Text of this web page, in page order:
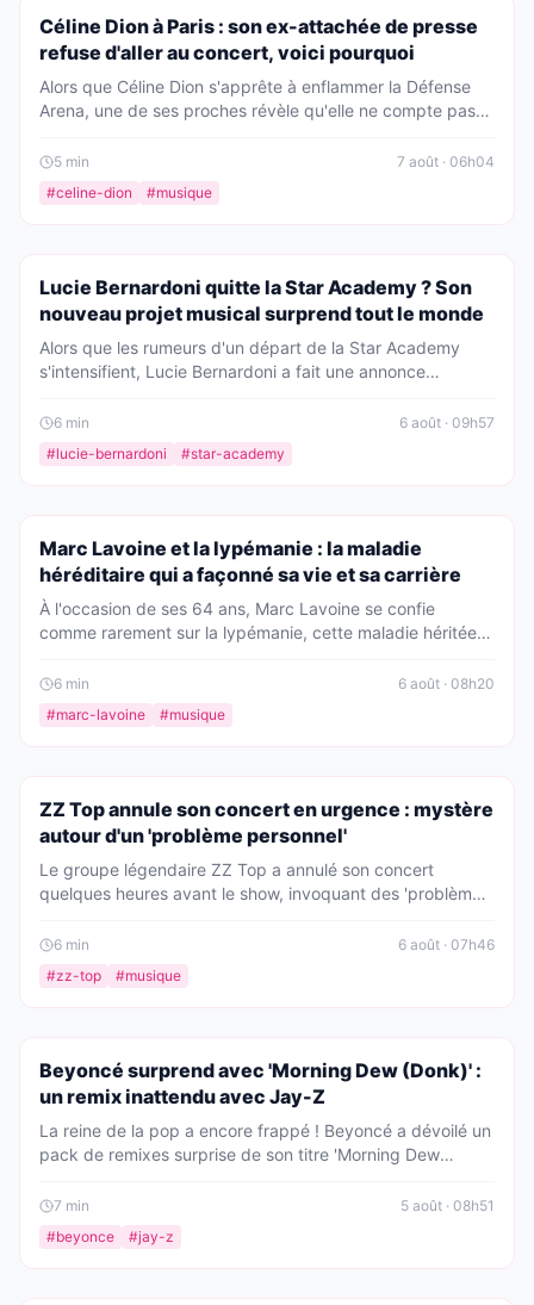
PEOPLE
Céline Dion à Paris : son ex-attachée de presse
refuse d'aller au concert, voici pourquoi
Alors que Céline Dion s'apprête à enflammer la Défense
Arena, une de ses proches révèle qu'elle ne compte pas
peut-être une histoire personnelle...
5 min
7 août · 06h04
#celine-dion #musique
PEOPLE
Lucie Bernardoni quitte la Star Academy ? Son
nouveau projet musical surprend tout le monde
Alors que les rumeurs d'un départ de la Star Academy
s'intensifient, Lucie Bernardoni a fait une annonce
pourrait bien tout changer. On vous raconte tout.
6 min
6 août · 09h57
#lucie-bernardoni #star-academy
PEOPLE
Marc Lavoine et la lypémanie : la maladie
héréditaire qui a façonné sa vie et sa carrière
À l'occasion de ses 64 ans, Marc Lavoine se confie
comme rarement sur la lypémanie, cette maladie héritée
enfance, ses chansons et son rapport à la vie. Découvrez
comment le chanteur a transformé cette épreuve en force
créatrice.
6 min
6 août · 08h20
#marc-lavoine #musique
PEOPLE
ZZ Top annule son concert en urgence : mystère
autour d'un 'problème personnel'
Le groupe légendaire ZZ Top a annulé son concert
quelques heures avant le show, invoquant des 'problèmes
les remboursements sont déjà annoncés. Que se passe-t-
il vraiment ?
6 min
6 août · 07h46
#zz-top #musique
PEOPLE
Beyoncé surprend avec 'Morning Dew (Donk)' :
un remix inattendu avec Jay-Z
La reine de la pop a encore frappé ! Beyoncé a dévoilé un
pack de remixes surprise de son titre 'Morning Dew
morceaux. Une nouvelle preuve de leur complicité
artistique.
7 min
5 août · 08h51
#beyonce #jay-z